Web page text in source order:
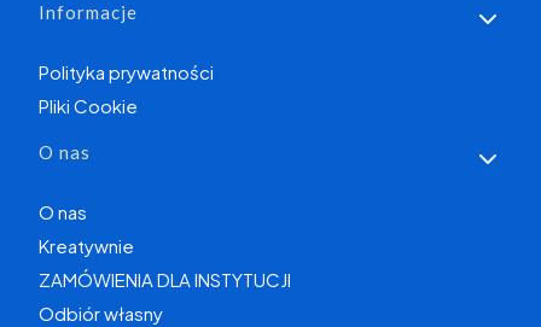
Informacje
Polityka prywatności
Pliki Cookie
O nas
O nas
Kreatywnie
ZAMÓWIENIA DLA INSTYTUCJI
Odbiór własny